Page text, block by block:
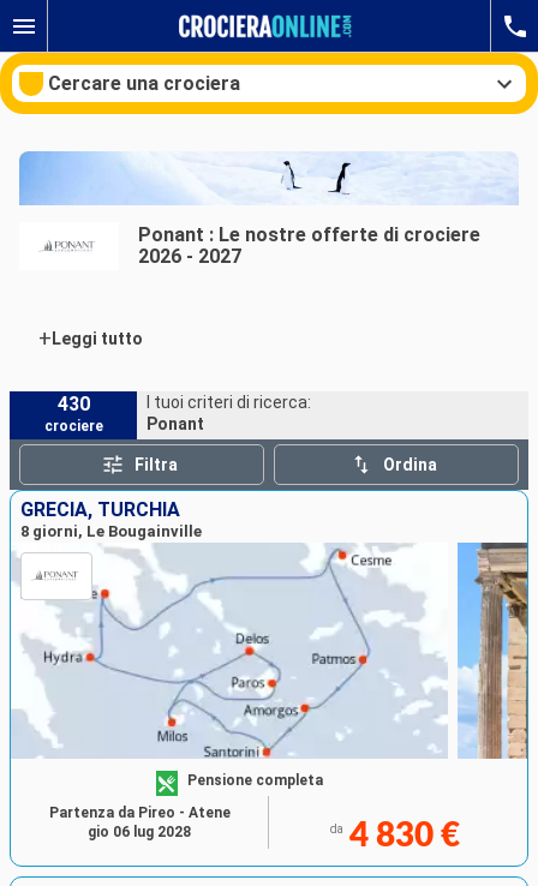
Cercare una crociera
Mesi di partenza
Ponant : Le nostre offerte di crociere
2026 - 2027
+ Leggi tutto
430
crociere
I tuoi criteri di ricerca:
Ponant
Filtra Ordina
GRECIA, TURCHIA
8 giorni, Le Bougainville
Pensione completa
da 4 830 €
Partenza da Pireo - Atene
gio 06 lug 2028